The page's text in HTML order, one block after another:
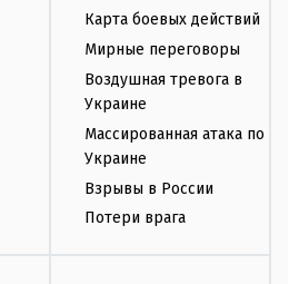
Карта боевых действий
Мирные переговоры
Воздушная тревога в
Украине
Массированная атака по
Украине
Взрывы в России
Потери врага